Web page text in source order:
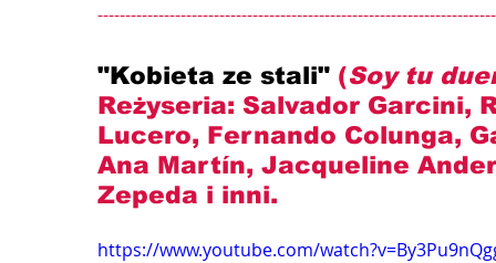
"Kobieta ze stali" (Soy tu
Reżyseria: Salvador Garcini,
Lucero, Fernando Colunga,
Ana Martín, Jacqueline
Zepeda i inni.
https://www.youtube.com/